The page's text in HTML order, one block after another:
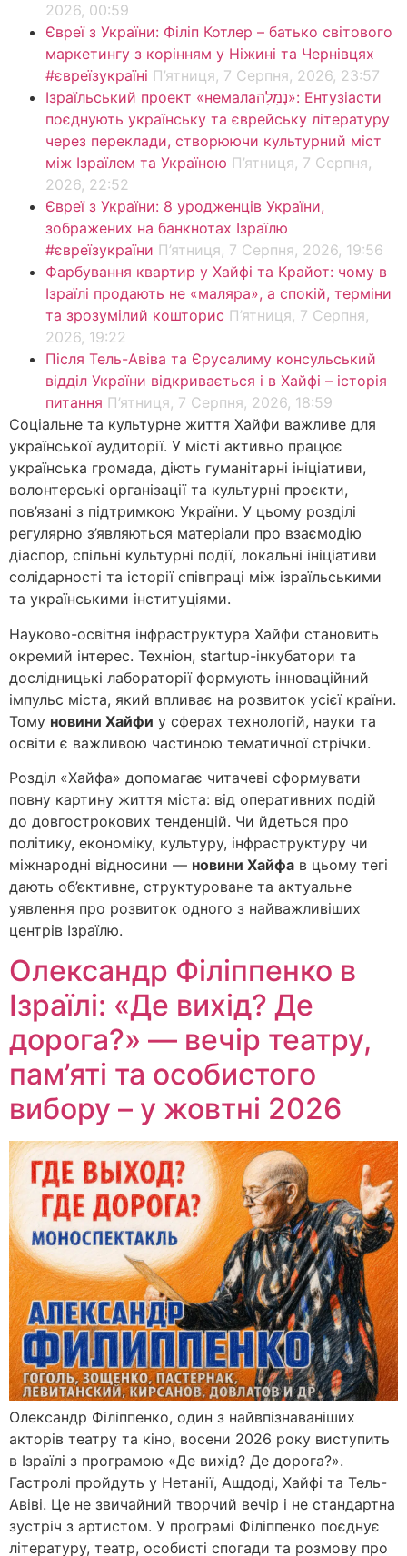
2026, 00:59
Євреї з України: Філіп Котлер – батько світового
маркетингу з корінням у Ніжині та Чернівцях
#євреїзукраїні П’ятниця, 7 Серпня, 2026, 23:57
Ізраїльський проект «немалаנְמָלָה»: Ентузіасти
поєднують українську та єврейську літературу
через переклади, створюючи культурний міст
між Ізраїлем та Україною П’ятниця, 7 Серпня,
2026, 22:52
Євреї з України: 8 уродженців України,
зображених на банкнотах Ізраїлю
#євреїзукраїни П’ятниця, 7 Серпня, 2026, 19:56
Фарбування квартир у Хайфі та Крайот: чому в
Ізраїлі продають не «маляра», а спокій, терміни
та зрозумілий кошторис П’ятниця, 7 Серпня,
2026, 19:22
Після Тель-Авіва та Єрусалиму консульський
відділ України відкривається і в Хайфі – історія
питання П’ятниця, 7 Серпня, 2026, 18:59
Соціальне та культурне життя Хайфи важливе для
української аудиторії. У місті активно працює
українська громада, діють гуманітарні ініціативи,
волонтерські організації та культурні проєкти,
пов’язані з підтримкою України. У цьому розділі
регулярно з’являються матеріали про взаємодію
діаспор, спільні культурні події, локальні ініціативи
солідарності та історії співпраці між ізраїльськими
та українськими інституціями.
Науково-освітня інфраструктура Хайфи становить
окремий інтерес. Техніон, startup-інкубатори та
дослідницькі лабораторії формують інноваційний
імпульс міста, який впливає на розвиток усієї країни.
Тому новини Хайфи у сферах технологій, науки та
освіти є важливою частиною тематичної стрічки.
Розділ «Хайфа» допомагає читачеві сформувати
повну картину життя міста: від оперативних подій
до довгострокових тенденцій. Чи йдеться про
політику, економіку, культуру, інфраструктуру чи
міжнародні відносини — новини Хайфа в цьому тегі
дають об’єктивне, структуроване та актуальне
уявлення про розвиток одного з найважливіших
центрів Ізраїлю.
Олександр Філіппенко в
Ізраїлі: «Де вихід? Де
дорога?» — вечір театру,
пам’яті та особистого
вибору – у жовтні 2026
Олександр Філіппенко, один з найвпізнаваніших
акторів театру та кіно, восени 2026 року виступить
в Ізраїлі з програмою «Де вихід? Де дорога?».
Гастролі пройдуть у Нетанії, Ашдоді, Хайфі та Тель-
Авіві. Це не звичайний творчий вечір і не стандартна
зустріч з артистом. У програмі Філіппенко поєднує
літературу, театр, особисті спогади та розмову про